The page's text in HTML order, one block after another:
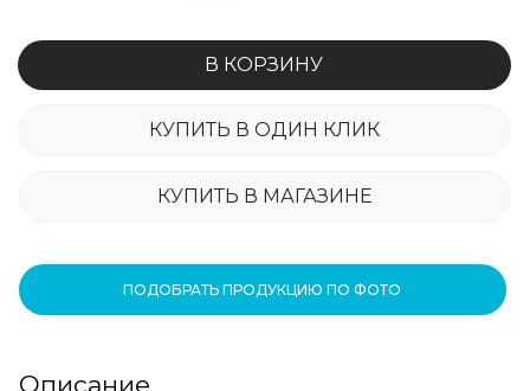
В КОРЗИНУ
КУПИТЬ В ОДИН КЛИК
КУПИТЬ В МАГАЗИНЕ
ПОДОБРАТЬ ПРОДУКЦИЮ ПО ФОТО
Описание